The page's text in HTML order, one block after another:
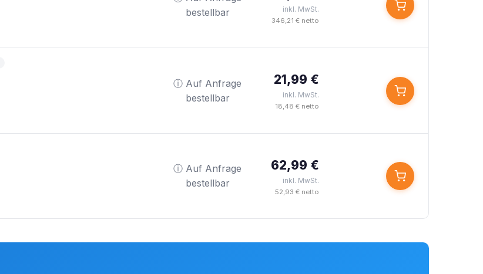
bestellbar
inkl. MwSt.
346,21 € netto
ⓘ Auf Anfrage
bestellbar
21,99 €
inkl. MwSt.
18,48 € netto
ⓘ Auf Anfrage
bestellbar
62,99 €
inkl. MwSt.
52,93 € netto